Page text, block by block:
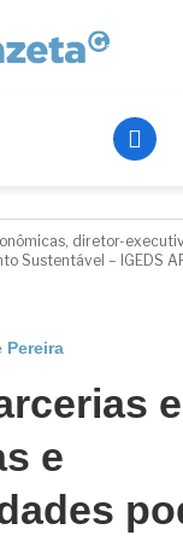
Henrique
diretor-
Sustentável – IGEDS
Pereira
e